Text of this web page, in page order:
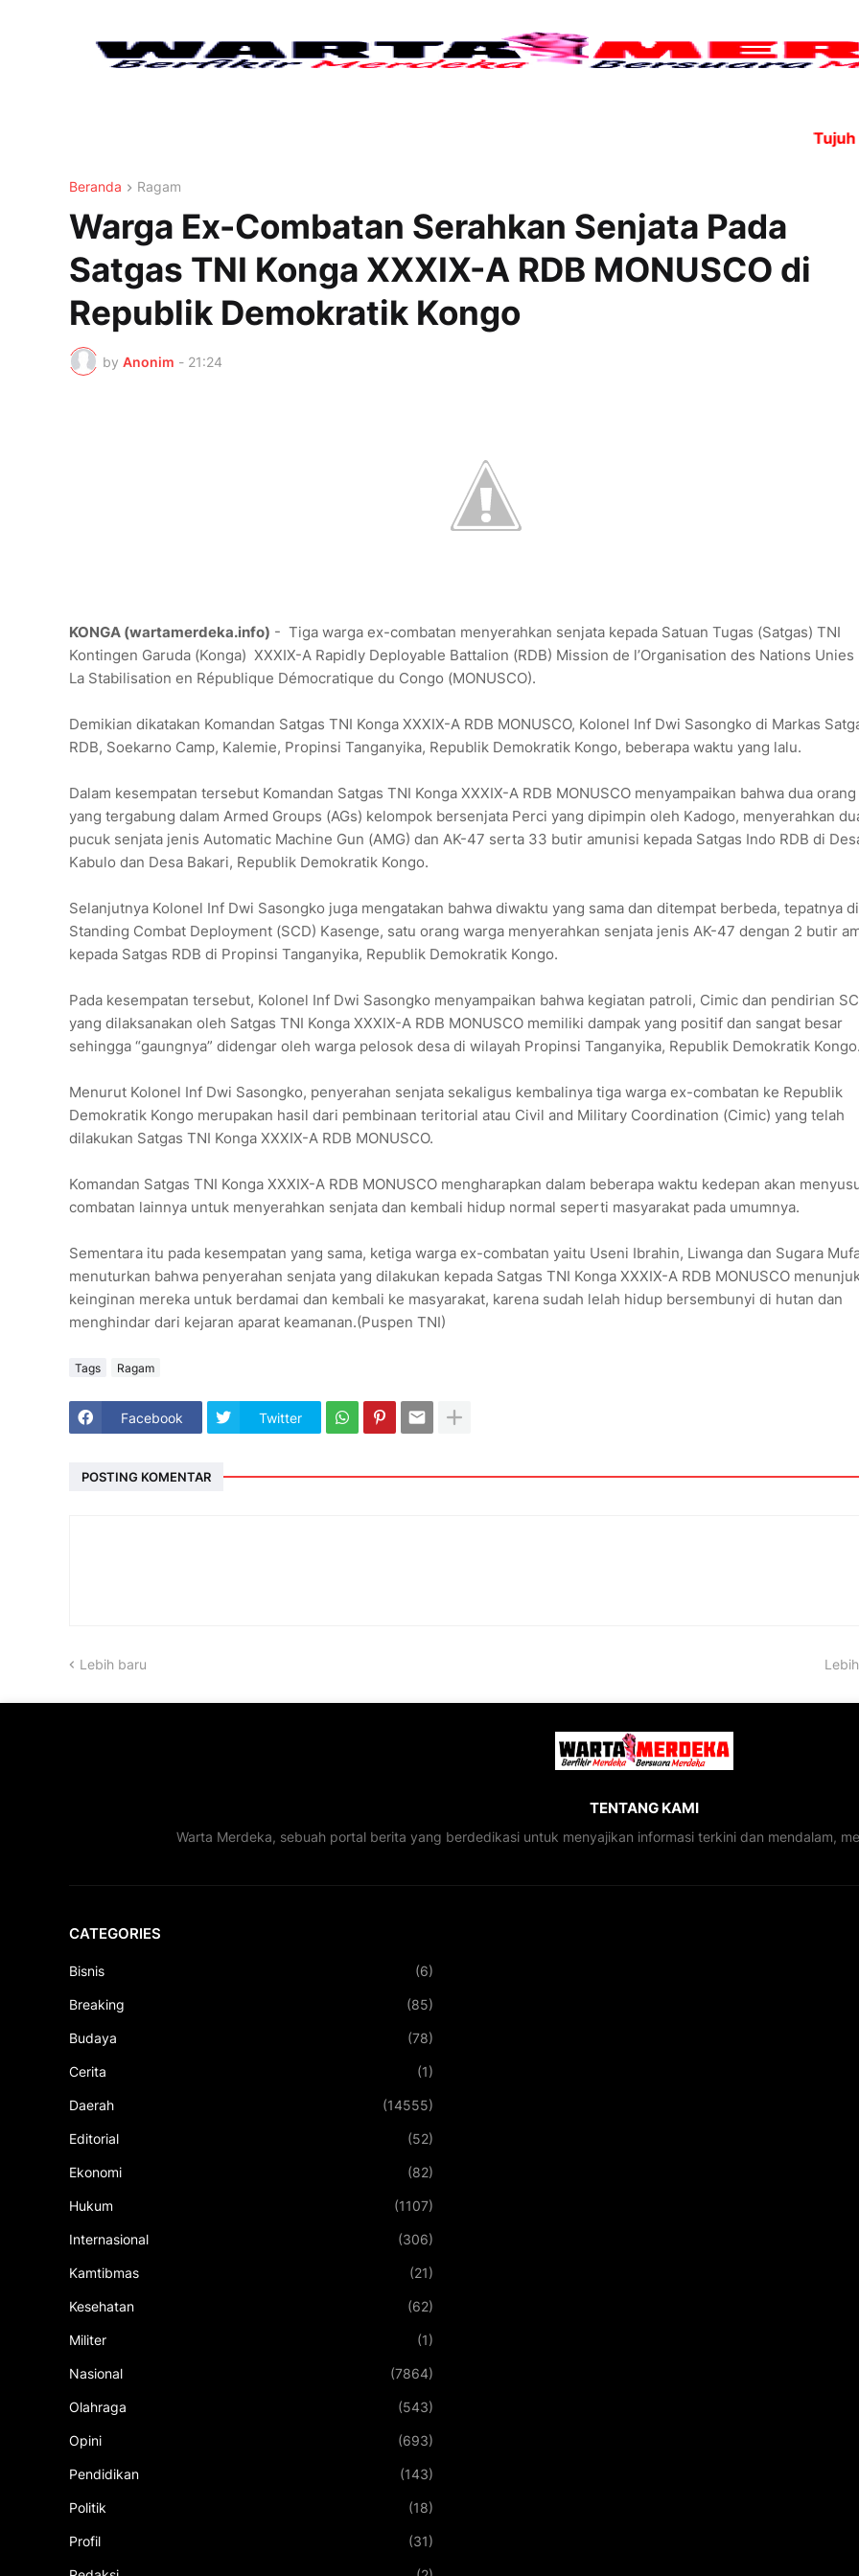
Tujuh
Beranda Ragam
Warga Ex-Combatan Serahkan Senjata Pada
Satgas TNI Konga XXXIX-A RDB MONUSCO di
Republik Demokratik Kongo
by Anonim - 21:24
KONGA (wartamerdeka.info) - Tiga warga ex-combatan menyerahkan senjata kepada Satuan Tugas (Satgas) TNI
Kontingen Garuda (Konga) XXXIX-A Rapidly Deployable Battalion (RDB) Mission de l’Organisation des Nations
La Stabilisation en République Démocratique du Congo (MONUSCO).
Demikian dikatakan Komandan Satgas TNI Konga XXXIX-A RDB MONUSCO, Kolonel Inf Dwi Sasongko di Markas
RDB, Soekarno Camp, Kalemie, Propinsi Tanganyika, Republik Demokratik Kongo, beberapa waktu yang lalu.
Dalam kesempatan tersebut Komandan Satgas TNI Konga XXXIX-A RDB MONUSCO menyampaikan bahwa dua
yang tergabung dalam Armed Groups (AGs) kelompok bersenjata Perci yang dipimpin oleh Kadogo, menyerahkan
pucuk senjata jenis Automatic Machine Gun (AMG) dan AK-47 serta 33 butir amunisi kepada Satgas Indo RDB di
Kabulo dan Desa Bakari, Republik Demokratik Kongo.
Selanjutnya Kolonel Inf Dwi Sasongko juga mengatakan bahwa diwaktu yang sama dan ditempat berbeda, tepatnya di
Standing Combat Deployment (SCD) Kasenge, satu orang warga menyerahkan senjata jenis AK-47 dengan 2 butir
kepada Satgas RDB di Propinsi Tanganyika, Republik Demokratik Kongo.
Pada kesempatan tersebut, Kolonel Inf Dwi Sasongko menyampaikan bahwa kegiatan patroli, Cimic dan pendirian
yang dilaksanakan oleh Satgas TNI Konga XXXIX-A RDB MONUSCO memiliki dampak yang positif dan sangat besar
sehingga “gaungnya” didengar oleh warga pelosok desa di wilayah Propinsi Tanganyika, Republik Demokratik
Menurut Kolonel Inf Dwi Sasongko, penyerahan senjata sekaligus kembalinya tiga warga ex-combatan ke Republik
Demokratik Kongo merupakan hasil dari pembinaan teritorial atau Civil and Military Coordination (Cimic) yang telah
dilakukan Satgas TNI Konga XXXIX-A RDB MONUSCO.
Komandan Satgas TNI Konga XXXIX-A RDB MONUSCO mengharapkan dalam beberapa waktu kedepan akan
combatan lainnya untuk menyerahkan senjata dan kembali hidup normal seperti masyarakat pada umumnya.
Sementara itu pada kesempatan yang sama, ketiga warga ex-combatan yaitu Useni Ibrahin, Liwanga dan Sugara
menuturkan bahwa penyerahan senjata yang dilakukan kepada Satgas TNI Konga XXXIX-A RDB MONUSCO
keinginan mereka untuk berdamai dan kembali ke masyarakat, karena sudah lelah hidup bersembunyi di hutan dan
menghindar dari kejaran aparat keamanan.(Puspen TNI)
Tags Ragam
Facebook Twitter
POSTING KOMENTAR
Lebih baru
TENTANG KAMI
Warta Merdeka, sebuah portal berita yang berdedikasi untuk menyajikan informasi terkini dan mendalam,
CATEGORIES
Bisnis (6)
Breaking (85)
Budaya (78)
Cerita (1)
Daerah (14555)
Editorial (52)
Ekonomi (82)
Hukum (1107)
Internasional (306)
Kamtibmas (21)
Kesehatan (62)
Militer (1)
Nasional (7864)
Olahraga (543)
Opini (693)
Pendidikan (143)
Politik (18)
Profil (31)